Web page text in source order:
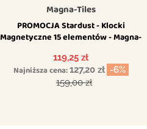
Magna-Tiles
PROMOCJA Stardust - Klocki
Magnetyczne 15 elementów - Magna-
Cena
119,25 zł
Najniższa cena:127,20 zł -6%
Cena podstawowa
159,00 zł